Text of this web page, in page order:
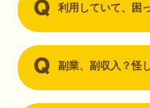
利用していて、困
副業、副収入？怪